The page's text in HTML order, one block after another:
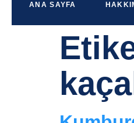
ANA SAYFA